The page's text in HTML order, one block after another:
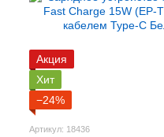
Акция
Хит
−24%
Артикул: 18436